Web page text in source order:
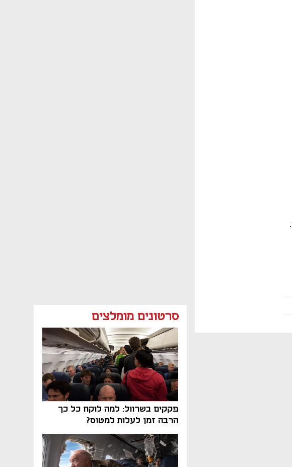
סרטונים מומלצים
פקקים בשרוול: למה לוקח כל כך
הרבה זמן לעלות למטוס?